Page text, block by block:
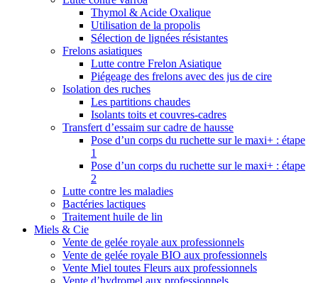
Thymol & Acide Oxalique
Utilisation de la propolis
Sélection de lignées résistantes
Frelons asiatiques
Lutte contre Frelon Asiatique
Piégeage des frelons avec des jus de cire
Isolation des ruches
Les partitions chaudes
Isolants toits et couvres-cadres
Transfert d’essaim sur cadre de hausse
Pose d’un corps du ruchette sur le maxi+ : étape
1
Pose d’un corps du ruchette sur le maxi+ : étape
2
Lutte contre les maladies
Bactéries lactiques
Traitement huile de lin
Miels & Cie
Vente de gelée royale aux professionnels
Vente de gelée royale BIO aux professionnels
Vente Miel toutes Fleurs aux professionnels
Vente d’hydromel aux professionnels